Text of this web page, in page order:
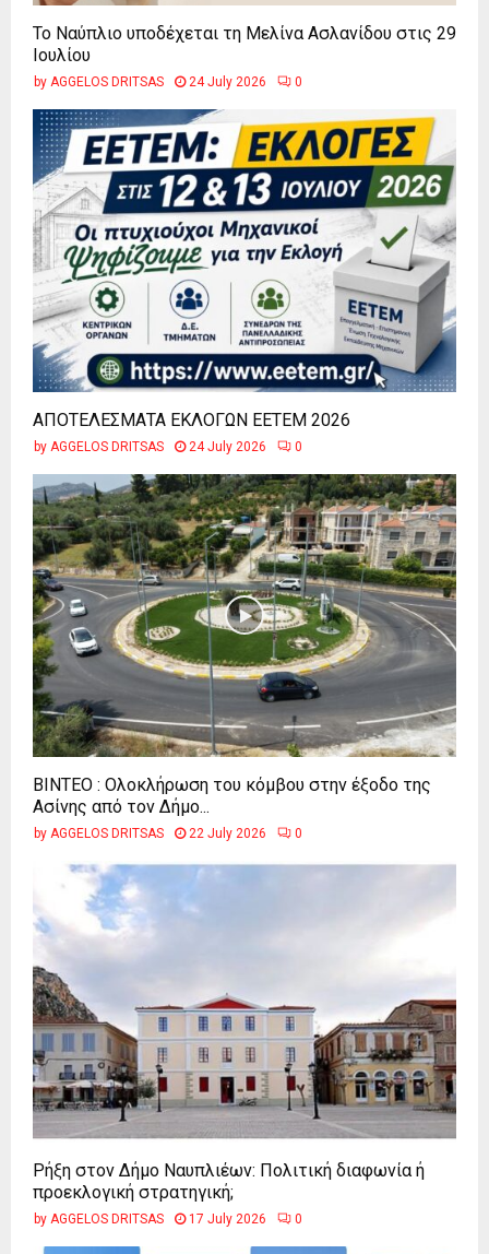
Το Ναύπλιο υποδέχεται τη Μελίνα Ασλανίδου στις 29
Ιουλίου
by AGGELOS DRITSAS 24 July 2026 0
ΑΠΟΤΕΛΕΣΜΑΤΑ ΕΚΛΟΓΩΝ ΕΕΤΕΜ 2026
by AGGELOS DRITSAS 24 July 2026 0
ΒΙΝΤΕΟ : Ολοκλήρωση του κόμβου στην έξοδο της
Ασίνης από τον Δήμο...
by AGGELOS DRITSAS 22 July 2026 0
Ρήξη στον Δήμο Ναυπλιέων: Πολιτική διαφωνία ή
προεκλογική στρατηγική;
by AGGELOS DRITSAS 17 July 2026 0